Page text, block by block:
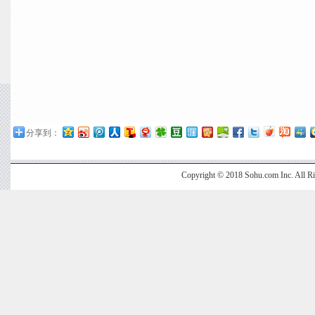
分享到：
Copyright © 2018 Sohu.com Inc. All